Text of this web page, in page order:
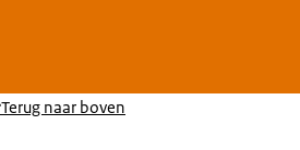
Terug naar boven